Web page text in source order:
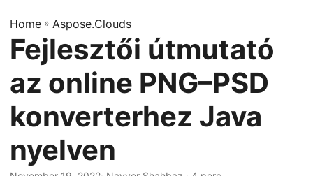
a
v
i
g
t
i
o
Home » Aspose.Clouds
Fejlesztői útmutató
az online PNG–PSD
konverterhez Java
nyelven